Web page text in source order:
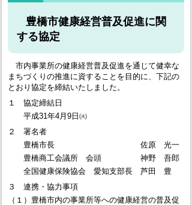
豊橋市健康経営普及促進に関
する協定
市内事業所の健康経営普及促進を通じて健幸な
まちづくりの推進に資することを目的に、下記の
とおり協定を締結いたしました。
１ 協定締結日
平成31年4月9日㈫
２ 署名者
豊橋市長 佐原 光一
豊橋商工会議所 会頭 神野 吾郎
全国健康保険協会 愛知支部長 芦田 豊
３ 連携・協力事項
（１）豊橋市内の事業所等への健康経営の普及促